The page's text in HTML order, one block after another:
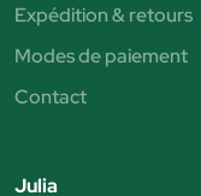
Expédition & retours
Modes de paiement
Contact
Julia